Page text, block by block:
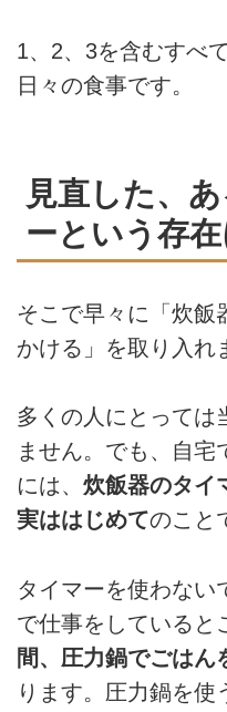
1、2、3を含むすべ
日々の食事です。
見直した、
ーという存
そこで早々に「炊飯
かける」を取り入れ
多くの人にとっては
ません。でも、自宅
には、 炊飯器のタイ
実ははじめてのこと
タイマーを使わない
で仕事をしていると
間、圧力鍋でごはん
ります。圧力鍋を